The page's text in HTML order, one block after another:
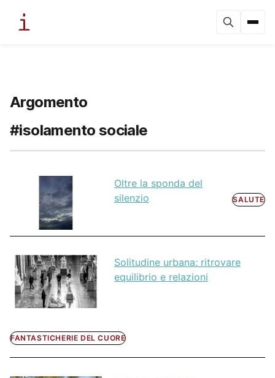
Argomento
#isolamento sociale
Oltre la sponda del
silenzio
SALUTE
Solitudine urbana: ritrovare
equilibrio e relazioni
FANTASTICHERIE DEL CUORE